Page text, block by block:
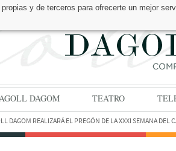
y de terceros para ofrecerte un mejor
DAGOM TEATRO
DAGOM REALIZARÁ EL PREGÓN DE LA XXXI SEMANA